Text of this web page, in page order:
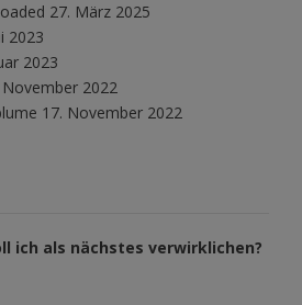
27. März 2025
2023
2023
November 2022
17. November 2022
ich als nächstes verwirklichen?